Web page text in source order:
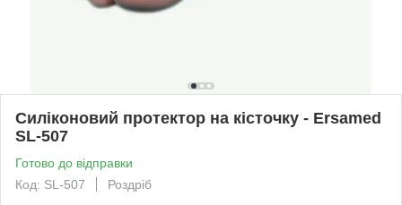
Силіконовий протектор на кісточку - Ersamed
SL-507
Готово до відправки
Код: SL-507
Роздріб